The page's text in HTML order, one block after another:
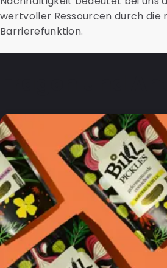
wertvoller Ressourcen durch die
Barrierefunktion.